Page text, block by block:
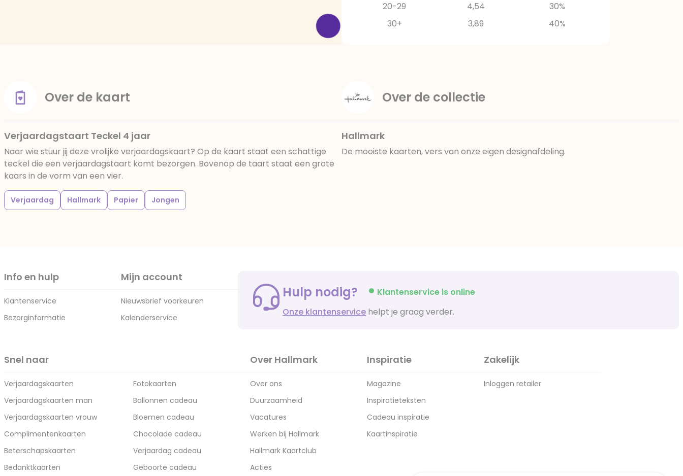
20-29
4,54
30%
30+
3,89 40%
Over de kaart
Verjaardagstaart Teckel 4 jaar
Naar wie stuur jij deze vrolijke verjaardagskaart? Op de kaart staat een schattige
teckel die een verjaardagstaart komt bezorgen. Bovenop de taart staat een grote
kaars in de vorm van een vier.
Verjaardag Hallmark Papier Jongen
Over de collectie
Hallmark
De mooiste kaarten, vers van onze eigen designafdeling.
Info en hulp
Klantenservice
Bezorginformatie
Mijn account
Nieuwsbrief voorkeuren
Kalenderservice
Hulp nodig?
Klantenservice is online
Onze klantenservice helpt je graag verder.
Snel naar
Verjaardagskaarten
Verjaardagskaarten man
Verjaardagskaarten vrouw
Complimentenkaarten
Beterschapskaarten
Bedanktkaarten
Fotokaarten
Ballonnen cadeau
Bloemen cadeau
Chocolade cadeau
Verjaardag cadeau
Geboorte cadeau
Over Hallmark
Over ons
Duurzaamheid
Vacatures
Werken bij Hallmark
Hallmark Kaartclub
Acties
Inspiratie
Magazine
Inspiratieteksten
Cadeau inspiratie
Kaartinspiratie
Zakelijk
Inloggen retailer